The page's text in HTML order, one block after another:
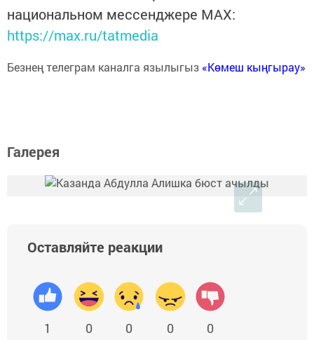
национальном мессенджере MАХ:
https://max.ru/tatmedia
Безнең телеграм каналга язылыгыз «Көмеш кыңгырау»
Галерея
Оставляйте реакции
1 0 0 0 0